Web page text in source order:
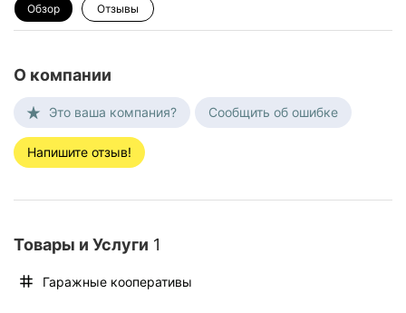
Обзор Отзывы
О компании
Это ваша компания? Сообщить об ошибке
Напишите отзыв!
Товары и Услуги 1
Гаражные кооперативы